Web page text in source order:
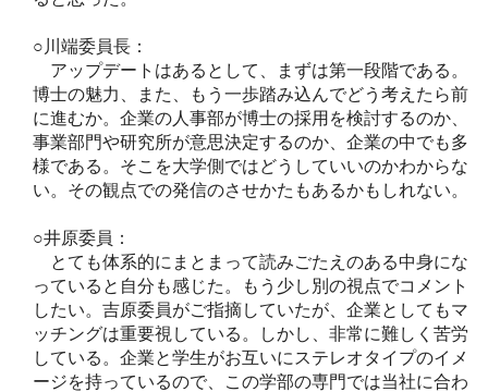
○川端委員長：
アップデートはあるとして、まずは第一段階である。
博士の魅力、また、もう一歩踏み込んでどう考えたら前
に進むか。企業の人事部が博士の採用を検討するのか、
事業部門や研究所が意思決定するのか、企業の中でも多
様である。そこを大学側ではどうしていいのかわからな
い。その観点での発信のさせかたもあるかもしれない。
○井原委員：
とても体系的にまとまって読みごたえのある中身にな
っていると自分も感じた。もう少し別の視点でコメント
したい。吉原委員がご指摘していたが、企業としてもマ
ッチングは重要視している。しかし、非常に難しく苦労
している。企業と学生がお互いにステレオタイプのイメ
ージを持っているので、この学部の専門では当社に合わ